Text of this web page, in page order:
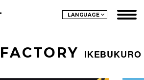
LANGUAGE
IKEBUKURO